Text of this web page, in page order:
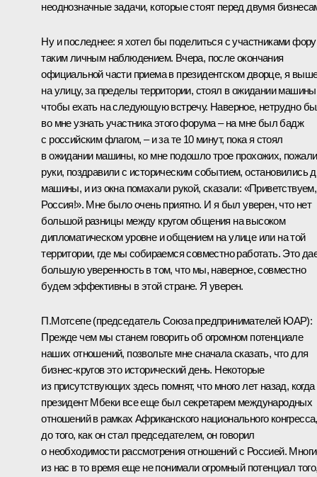
неоднозначные задачи, которые стоят перед двумя
Ну и последнее: я хотел бы поделиться с участниками
таким личным наблюдением. Вчера, после окончания
официальной части приема в президентском дворце, я
на улицу, за пределы территории, стоял в ожидании
чтобы ехать на следующую встречу. Наверное, нетрудно
во мне узнать участника этого форума – на мне был бадж
с российским флагом, – и за те 10 минут, пока я стоял
в ожидании машины, ко мне подошло трое прохожих, пожали
руки, поздравили с историческим событием, остановились
машины, и из окна помахали рукой, сказали: «Приветствуем,
Россия!». Мне было очень приятно. И я был уверен, что нет
большой разницы между кругом общения на высоком
дипломатическом уровне и общением на улице или на той
территории, где мы собираемся совместно работать. Это
большую уверенность в том, что мы, наверное, совместно
будем эффективны в этой стране. Я уверен.
П.Мотсепе (председатель Союза предпринимателей ЮАР):
Прежде чем мы станем говорить об огромном потенциале
наших отношений, позвольте мне сначала сказать, что для
бизнес-кругов это исторический день. Некоторые
из присутствующих здесь помнят, что много лет назад, когда
президент Мбеки все еще был секретарем международных
отношений в рамках Африканского национального конгресса,
до того, как он стал председателем, он говорил
о необходимости рассмотрения отношений с Россией.
из нас в то время еще не понимали огромный потенциал